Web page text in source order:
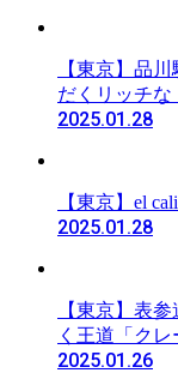
【東京】品
だくリッチな
2025.01.28
【東京】el
2025.01.28
【東京】表
く王道「クレ
2025.01.26